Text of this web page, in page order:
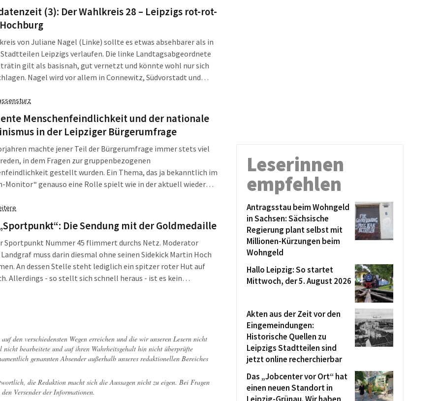
sich noch mehr Sachsen ungerecht behandelt als im
(3): Der Wahlkreis 28 – Leipzigs rot-rot-
von Juliane Nagel (Linke) sollte es etwas absehbarer als in
Leipzigs verlaufen. Die linke Landtagsabgeordnete
gilt als basisnah, gut vernetzt und könnte wohl nur sich
Nagel wird vor allem in Connewitz, Südvorstadt und
haben als noch 2014 mit dem CDU-Kreisvorsitzenden
Robert Clemen.
Menschenfeindlichkeit und der nationale
in der Leipziger Bürgerumfrage
machte jener Teil der Bürgerumfrage immer stets viel
in dem Fragen zur gruppenbezogenen
gestellt wurden. Ein Thema, das ja bekanntlich im
Monitor“ genauso eine Rolle spielt wie in der aktuell wieder
hat Gründe.
Die Sendung mit der Goldmedaille
Sportpunkt Nummer 45 flimmert durchs Netz. Moderator
muss darin diesmal ohne seinen Sidekick Martin Hoch
An dessen Stelle steht lediglich ein spitzer roter Hut auf
Allerdings - so stellt sich schnell heraus - ist es kein
den verschiedensten Wegen erreichen und die wir unseren Lesern nicht
bearbeitete und auf ihren Wahrheitsgehalt hin nicht überprüfte
genannten Absender außerhalb unseres redaktionellen Bereiches
die Redaktion macht sich die Aussagen nicht zu eigen. Bei Fragen
Versender der Informationen.
Leserinnen
empfehlen
Antragsstau beim Wohngeld
in Sachsen: Sächsische
Regierung plant selbst mit
Millionen-Kürzungen beim
Wohngeld
Hallo Leipzig: So startet
Mittwoch, der 5. August 2026
Akten aus der Zeit vor den
Eingemeindungen:
Historische Quellen zu
Leipzigs Stadtteilen sind
jetzt online recherchierbar
Das „Jobcenter vor Ort“ hat
einen neuen Standort in